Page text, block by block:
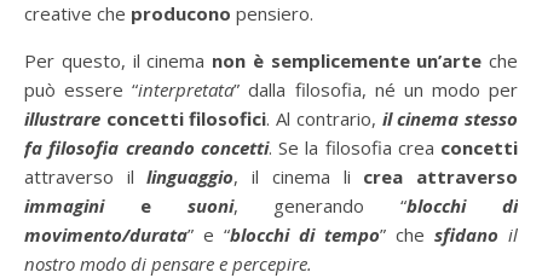
creative che producono pensiero.
Per questo, il cinema non è semplicemente un’arte che
può essere “interpretata” dalla filosofia, né un modo per
illustrare concetti filosofici. Al contrario, il cinema stesso
fa filosofia creando concetti. Se la filosofia crea concetti
attraverso illinguaggio, il cinema li crea attraverso
immaginie suoni, generando “blocchi di
movimento/durata” e “blocchi di tempo” che sfidano il
nostro modo di pensare e percepire.